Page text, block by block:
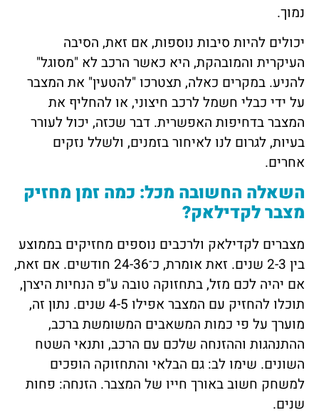
נמוך.
יכולים להיות סיבות נוספות, אם זאת, הסיבה
העיקרית והמובהקת, היא כאשר הרכב לא "מסוגל"
להניע. במקרים כאלה, תצטרכו "להטעין" את המצבר
על ידי כבלי חשמל לרכב חיצוני, או להחליף את
המצבר בדחיפות האפשרית. דבר שכזה, יכול לעורר
בעיות, לגרום לנו לאיחור בזמנים, ולשלל נזקים
אחרים.
השאלה החשובה מכל: כמה זמן מחזיק
מצבר לקדילאק?
מצברים לקדילאק ולרכבים נוספים מחזיקים בממוצע
בין 2-3 שנים. זאת אומרת, כ־24-36 חודשים. אם זאת,
אם יהיה לכם מזל, בתחזוקה טובה ע"פ הנחיות היצרן,
תוכלו להחזיק עם המצבר אפילו 4-5 שנים. נתון זה,
מוערך על פי כמות המשאבים המשומשת ברכב,
ההתנהגות וההזנחה שלכם עם הרכב, ותנאי השטח
השונים. שימו לב: גם הבלאי והתחזוקה הופכים
למשחק חשוב באורך חייו של המצבר. הזנחה: פחות
שנים.